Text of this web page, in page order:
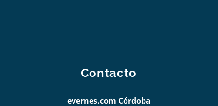
Contacto
evernes.com Córdoba